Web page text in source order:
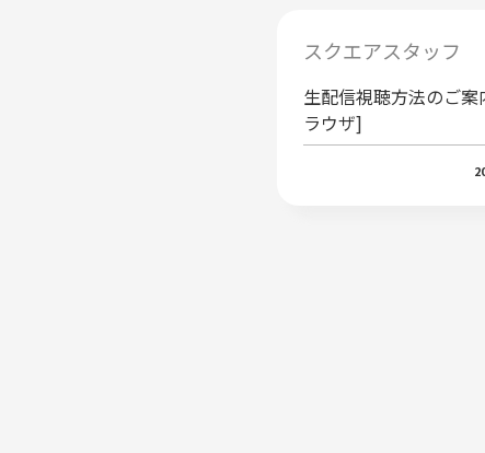
スクエアスタッフ
生配信視聴方法のご案
ラウザ]